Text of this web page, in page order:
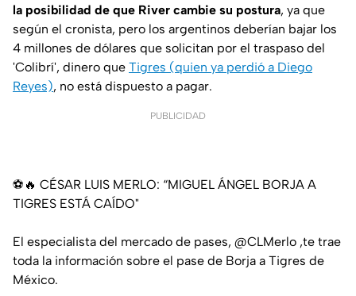
la posibilidad de que River cambie su postura, ya que
según el cronista, pero los argentinos deberían bajar los
4 millones de dólares que solicitan por el traspaso del
'Colibrí', dinero que Tigres (quien ya perdió a Diego
Reyes), no está dispuesto a pagar.
PUBLICIDAD
⚽️🔥 CÉSAR LUIS MERLO: “MIGUEL ÁNGEL BORJA A
TIGRES ESTÁ CAÍDO"
El especialista del mercado de pases, @CLMerlo ,te trae
toda la información sobre el pase de Borja a Tigres de
México.